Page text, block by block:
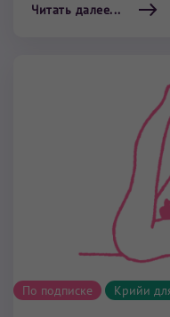
Читать далее...
По подписке Крийи